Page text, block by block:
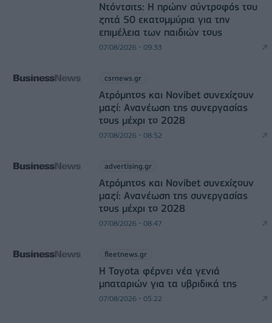
Ντόντσιτς: Η πρώην σύντροφός του
ζητά 50 εκατομμύρια για την
επιμέλεια των παιδιών τους
07/08/2026 - 09:33
csrnews.gr
Ατρόμητος και Novibet συνεχίζουν
μαζί: Ανανέωση της συνεργασίας
τους μέχρι το 2028
07/08/2026 - 08:52
advertising.gr
Ατρόμητος και Novibet συνεχίζουν
μαζί: Ανανέωση της συνεργασίας
τους μέχρι το 2028
07/08/2026 - 08:47
fleetnews.gr
Η Toyota φέρνει νέα γενιά
μπαταριών για τα υβριδικά της
07/08/2026 - 05:22